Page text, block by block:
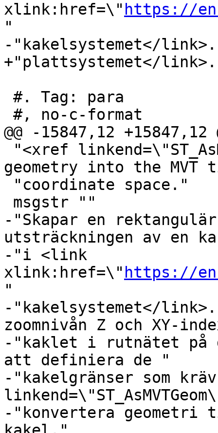
xlink:href=\" https://
"
-"kakelsystemet</
+"plattsystemet</
@@ -15847,12 +15847,12
geometry into the
-"Skapar en
utsträckningen av en
-"i <link
xlink:href=\" https://
"
-"kakelsystemet</
zoomnivån Z och XY-
-"kaklet i rutnätet på
att definiera de "
-"kakelgränser som
-"konvertera geometri